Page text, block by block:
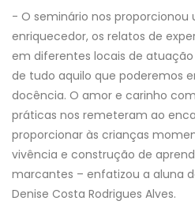
- O seminário nos
enriquecedor, os relatos de
em diferentes locais de
de tudo aquilo que poderemos
docência. O amor e carinho
práticas nos remeteram ao
proporcionar às crianças
vivência e construção de
marcantes – enfatizou a aluna
Denise Costa Rodrigues Alves.